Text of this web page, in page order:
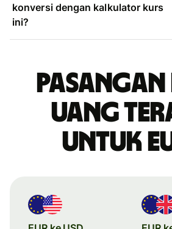
konversi dengan kalkulator kurs
ini?
uang
untuk